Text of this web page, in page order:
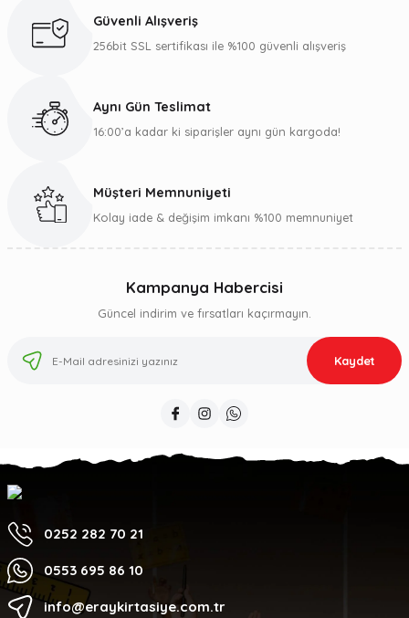
Güvenli Alışveriş
256bit SSL sertifikası ile %100 güvenli alışveriş
Aynı Gün Teslimat
16:00’a kadar ki siparişler aynı gün kargoda!
Müşteri Memnuniyeti
Kolay iade & değişim imkanı %100 memnuniyet
Kampanya Habercisi
Güncel indirim ve fırsatları kaçırmayın.
Kaydet
0252 282 70 21
0553 695 86 10
info@eraykirtasiye.com.tr